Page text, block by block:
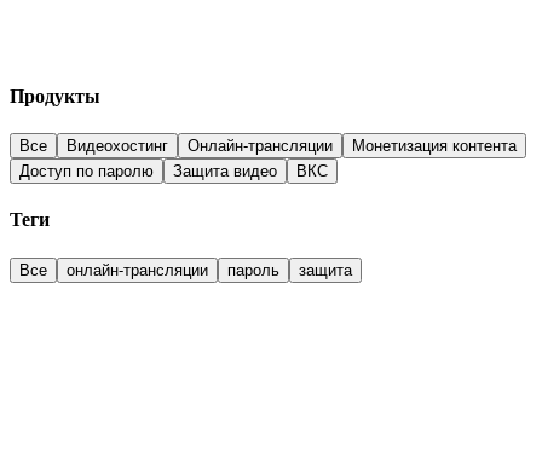
Продукты
Все Видеохостинг Онлайн-трансляции
Монетизация контента
Доступ по паролю
Защита видео ВКС
Теги
Все онлайн-трансляции пароль защита